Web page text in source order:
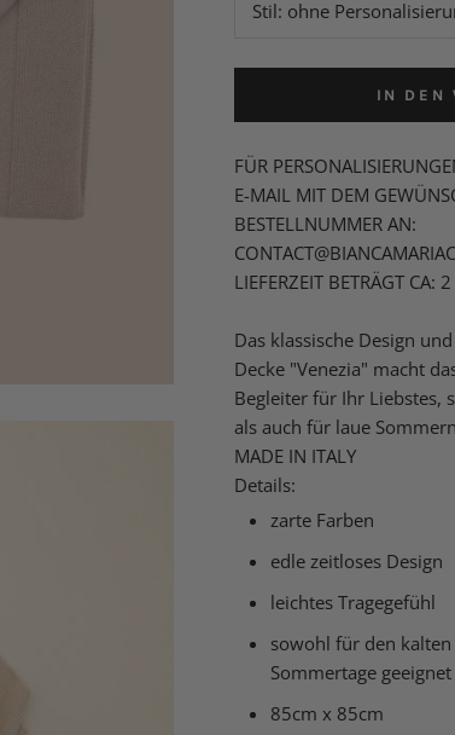
Stil: ohne
IN DEN
FÜR
E-MAIL MIT DEM
BESTELLNUMMER AN:
LIEFERZEIT BETRÄGT CA:
Das klassische Design
Decke "Venezia" macht
Begleiter für Ihr Liebstes,
als auch für laue
MADE IN ITALY
Details:
zarte Farben
edle zeitloses Design
leichtes Tragegefühl
sowohl für den
Sommertage geeignet
85cm x 85cm